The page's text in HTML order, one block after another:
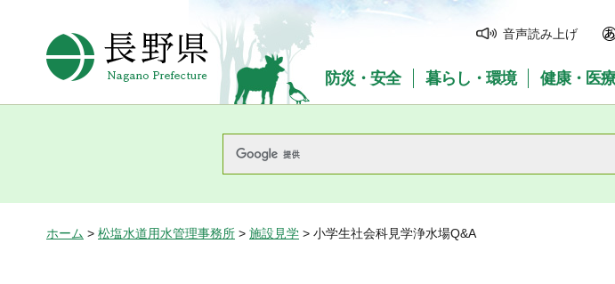
長野県Nagano Prefecture
音声読み上げ
防災・安全 暮らし・環境 健康・医
ホーム > 松塩水道用水管理事務所 > 施設見学 > 小学生社会科見学浄水場Q&A